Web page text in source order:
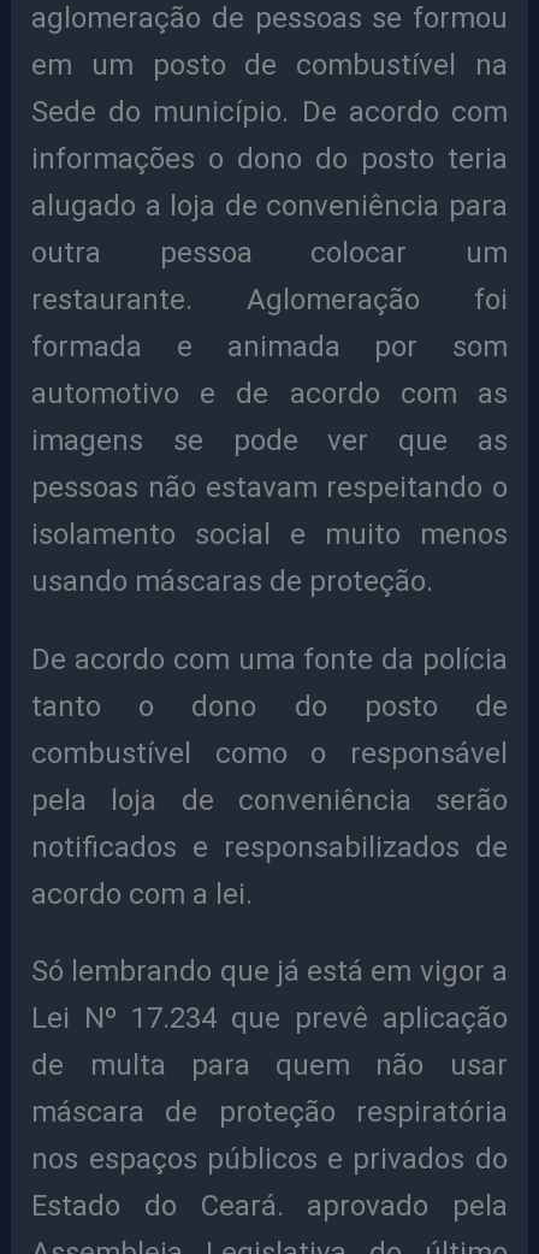
aglomeração de pessoas se formou
em um posto de combustível na
Sede do município. De acordo com
informações o dono do posto teria
alugado a loja de conveniência para
outra pessoa colocar um
restaurante. Aglomeração foi
formada e animada por som
automotivo e de acordo com as
imagens se pode ver que as
pessoas não estavam respeitando o
isolamento social e muito menos
usando máscaras de proteção.
De acordo com uma fonte da polícia
tanto o dono do posto de
combustível como o responsável
pela loja de conveniência serão
notificados e responsabilizados de
acordo com a lei.
Só lembrando que já está em vigor a
Lei Nº 17.234 que prevê aplicação
de multa para quem não usar
máscara de proteção respiratória
nos espaços públicos e privados do
Estado do Ceará. aprovado pela